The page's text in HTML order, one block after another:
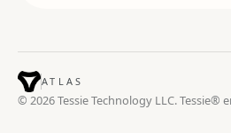
ATLAS
© 2026 Tessie Technology LLC.